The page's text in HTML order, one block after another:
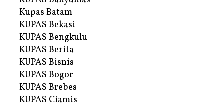
Kupas Batam
KUPAS Bekasi
KUPAS Bengkulu
KUPAS Berita
KUPAS Bisnis
KUPAS Bogor
KUPAS Brebes
KUPAS Ciamis